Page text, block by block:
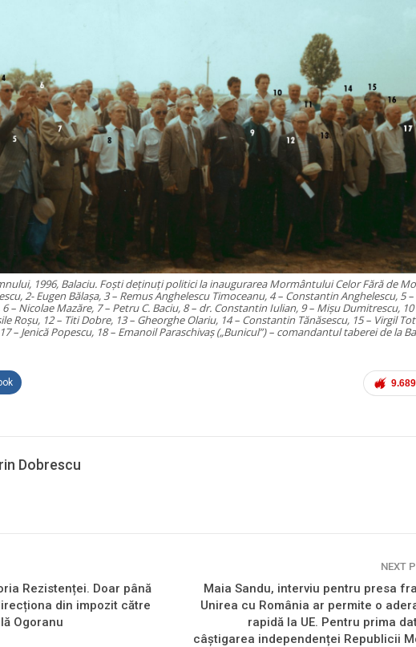
1996, Balaciu. Foşti deţinuţi politici la inaugurarea Mormântului Celor Fără de
2- Eugen Bălaşa, 3 – Remus Anghelescu Timoceanu, 4 – Constantin Anghelescu, 5
6 – Nicolae Mazăre, 7 – Petru C. Baciu, 8 – dr. Constantin Iulian, 9 – Mişu Dumitrescu,
Roşu, 12 – Titi Dobre, 13 – Gheorghe Olariu, 14 – Constantin Tănăsescu, 15 – Virgil
– Jenică Popescu, 18 – Emanoil Paraschivaş („Bunicul”) – comandantul taberei de la
9.689
Dobrescu
Rezistenței. Doar până
din impozit către
Ogoranu
NEXT
Maia Sandu, interviu pentru presa
Unirea cu România ar permite o
rapidă la UE. Pentru prima
câștigarea independenței Republicii